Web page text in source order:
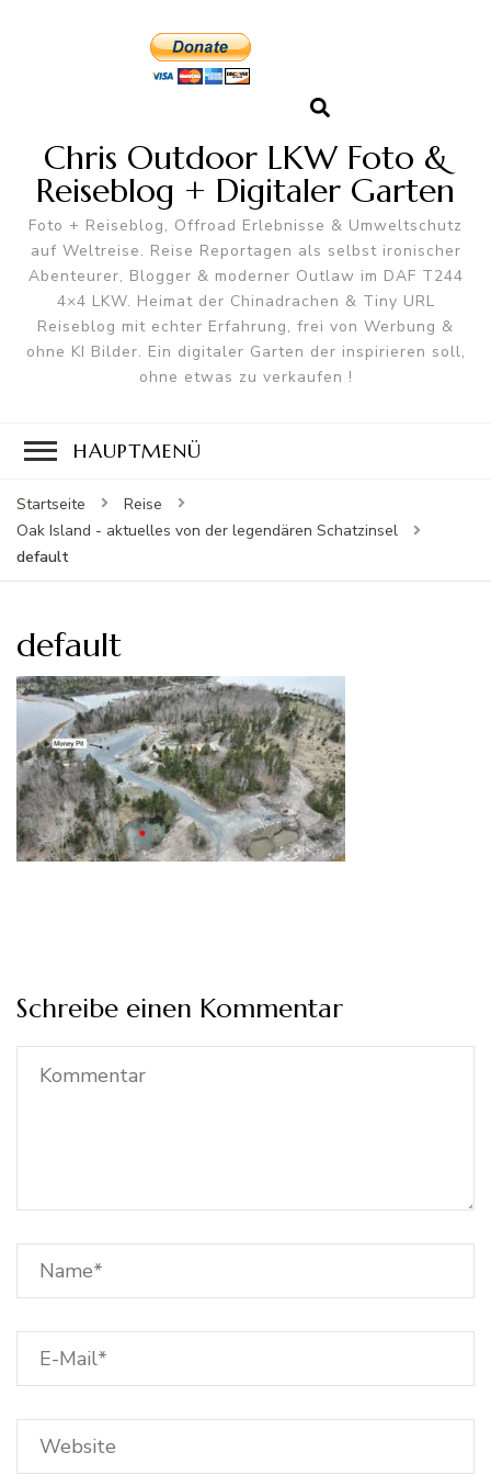
Chris Outdoor LKW Foto &
Reiseblog + Digitaler Garten
Foto + Reiseblog, Offroad Erlebnisse & Umweltschutz
auf Weltreise. Reise Reportagen als selbst ironischer
Abenteurer, Blogger & moderner Outlaw im DAF T244
4×4 LKW. Heimat der Chinadrachen & Tiny URL
Reiseblog mit echter Erfahrung, frei von Werbung &
ohne KI Bilder. Ein digitaler Garten der inspirieren soll,
ohne etwas zu verkaufen !
HAUPTMENÜ
Startseite
Reise
Oak Island - aktuelles von der legendären Schatzinsel
default
default
Schreibe einen Kommentar